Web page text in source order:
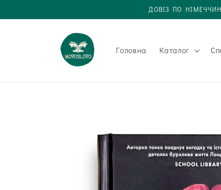
вмісту
ДОВІЗ ПО
Головна Каталог